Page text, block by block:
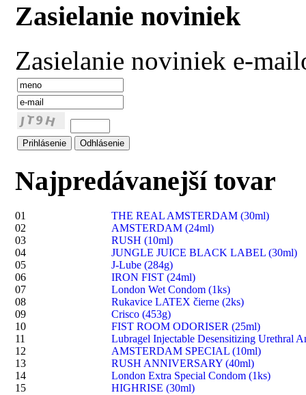
Zasielanie noviniek
Zasielanie noviniek e-
Najpredávanejší tovar
01
THE REAL AMSTERDAM (30ml)
02
AMSTERDAM (24ml)
03
RUSH (10ml)
04
JUNGLE JUICE BLACK LABEL (30ml)
05
J-Lube (284g)
06
IRON FIST (24ml)
07
London Wet Condom (1ks)
08
Rukavice LATEX čierne (2ks)
09
Crisco (453g)
10
FIST ROOM ODORISER (25ml)
11
Lubragel Injectable Desensitizing Urethral
12
AMSTERDAM SPECIAL (10ml)
13
RUSH ANNIVERSARY (40ml)
14
London Extra Special Condom (1ks)
15
HIGHRISE (30ml)